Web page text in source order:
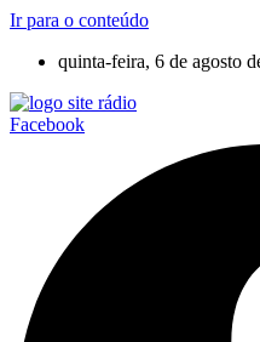
Ir para o conteúdo
quinta-feira, 6 de agosto
Facebook